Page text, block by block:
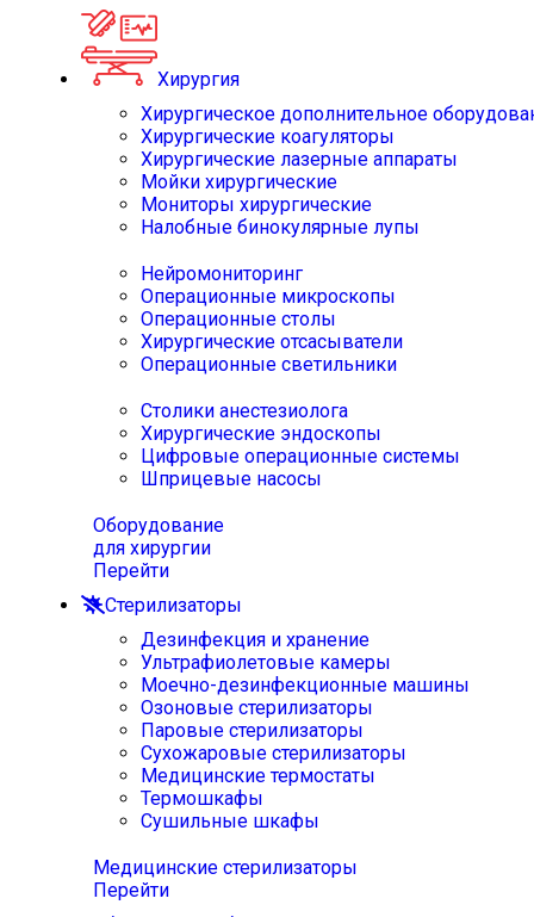
Хирургия
Хирургическое дополнительное
Хирургические коагуляторы
Хирургические лазерные аппараты
Мойки хирургические
Мониторы хирургические
Налобные бинокулярные лупы
Нейромониторинг
Операционные микроскопы
Операционные столы
Хирургические отсасыватели
Операционные светильники
Столики анестезиолога
Хирургические эндоскопы
Цифровые операционные системы
Шприцевые насосы
Оборудование
для хирургии
Перейти
Стерилизаторы
Дезинфекция и хранение
Ультрафиолетовые камеры
Моечно-дезинфекционные машины
Озоновые стерилизаторы
Паровые стерилизаторы
Сухожаровые стерилизаторы
Медицинские термостаты
Термошкафы
Сушильные шкафы
Медицинские стерилизаторы
Перейти